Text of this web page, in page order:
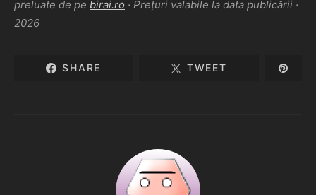
preluate de pe birai.ro · Prețuri valabile la data publicării ·
2026
SHARE TWEET